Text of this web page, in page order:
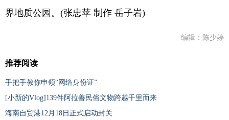
界地质公园。(张忠苹 制作 岳子岩)
编辑：陈少婷
推荐阅读
手把手教你申领“网络身份证”
[小新的Vlog]139件阿拉善民俗文物跨越千里而来
海南自贸港12月18日正式启动封关